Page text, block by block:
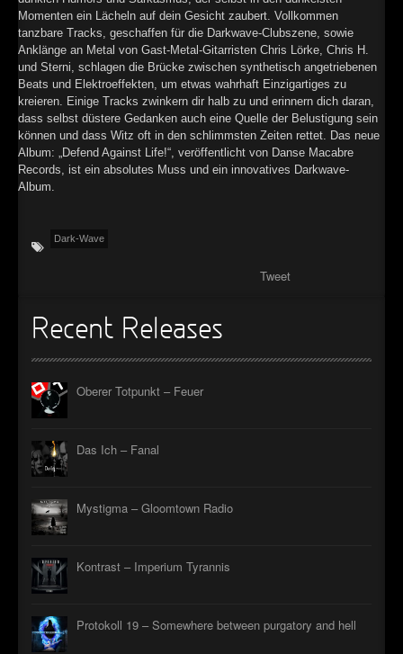
Momenten ein Lächeln auf dein Gesicht zaubert. Vollkommen
tanzbare Tracks, geschaffen für die Darkwave-Clubszene, sowie
Anklänge an Metal von Gast-Metal-Gitarristen Chris Lörke, Chris H.
und Sterni, schlagen die Brücke zwischen synthetisch angetriebenen
Beats und Elektroeffekten, um etwas wahrhaft Einzigartiges zu
kreieren. Einige Tracks zwinkern dir halb zu und erinnern dich daran,
dass selbst düstere Gedanken auch eine Quelle der Belustigung sein
können und dass Witz oft in den schlimmsten Zeiten rettet. Das neue
Album: „Defend Against Life!“, veröffentlicht von Danse Macabre
Records, ist ein absolutes Muss und ein innovatives Darkwave-
Album.
Dark-Wave
Tweet
Recent Releases
Oberer Totpunkt – Feuer
Das Ich – Fanal
Mystigma – Gloomtown Radio
Kontrast – Imperium Tyrannis
Protokoll 19 – Somewhere between purgatory and hell